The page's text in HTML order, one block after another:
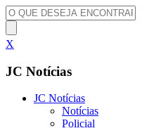
X
JC Notícias
JC Notícias
Notícias
Policial